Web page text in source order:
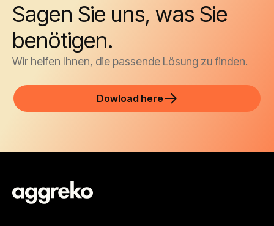
Sagen Sie uns, was Sie
benötigen.
Wir helfen Ihnen, die passende Lösung zu finden.
Dowload here